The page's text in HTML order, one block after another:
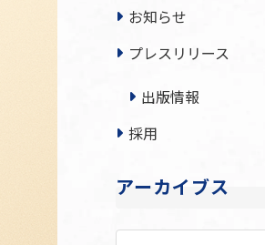
お知らせ
プレスリリース
出版情報
採用
アーカイブス